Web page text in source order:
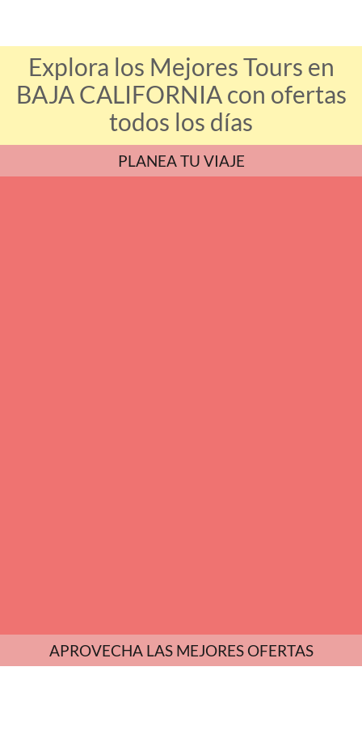
Explora los Mejores Tours en
BAJA CALIFORNIA con ofertas
todos los días
PLANEA TU VIAJE
APROVECHA LAS MEJORES OFERTAS